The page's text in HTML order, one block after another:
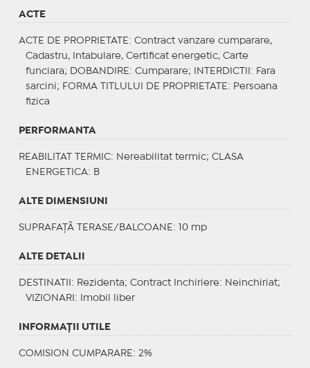
ACTE
ACTE DE PROPRIETATE : Contract vanzare cumparare,
Cadastru, Intabulare, Certificat energetic, Carte
funciara;
DOBANDIRE : Cumparare; INTERDICTII : Fara
sarcini; FORMA TITLULUI DE PROPRIETATE : Persoana
fizica
PERFORMANTA
REABILITAT TERMIC: Nereabilitat termic; CLASA
ENERGETICA: B
ALTE DIMENSIUNI
SUPRAFAȚĂ TERASE/BALCOANE: 10 mp
ALTE DETALII
DESTINATII : Rezidenta; Contract Inchiriere: Neinchiriat;
VIZIONARI : Imobil liber
INFORMAŢII UTILE
COMISION CUMPARARE: 2%